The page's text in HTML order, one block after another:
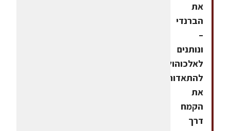
את
הברנדי
–
ונותנים
לאלכוהול
להתאדות.מוסיפים
את
הקמח
דרך